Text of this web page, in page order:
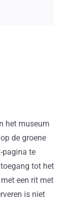
het museum
de groene
pagina te
tot het
een rit met
is niet